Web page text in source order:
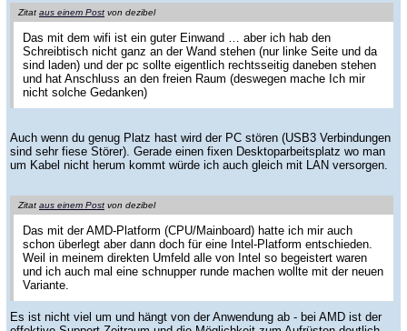
Zitat aus einem Post von dezibel
Das mit dem wifi ist ein guter Einwand … aber ich hab den
Schreibtisch nicht ganz an der Wand stehen (nur linke Seite und da
sind laden) und der pc sollte eigentlich rechtsseitig daneben stehen
und hat Anschluss an den freien Raum (deswegen mache Ich mir
nicht solche Gedanken)
Auch wenn du genug Platz hast wird der PC stören (USB3 Verbindungen
sind sehr fiese Störer). Gerade einen fixen Desktoparbeitsplatz wo man
um Kabel nicht herum kommt würde ich auch gleich mit LAN versorgen.
Zitat aus einem Post von dezibel
Das mit der AMD-Platform (CPU/Mainboard) hatte ich mir auch
schon überlegt aber dann doch für eine Intel-Platform entschieden.
Weil in meinem direkten Umfeld alle von Intel so begeistert waren
und ich auch mal eine schnupper runde machen wollte mit der neuen
Variante.
Es ist nicht viel um und hängt von der Anwendung ab - bei AMD ist der